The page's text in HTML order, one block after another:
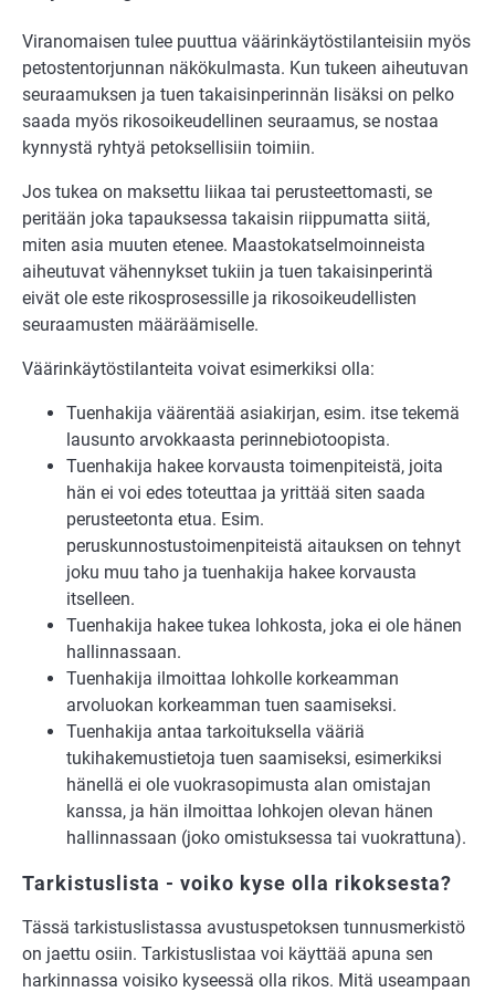
Viranomaisen tulee puuttua väärinkäytöstilanteisiin myös
petostentorjunnan näkökulmasta. Kun tukeen aiheutuvan
seuraamuksen ja tuen takaisinperinnän lisäksi on pelko
saada myös rikosoikeudellinen seuraamus, se nostaa
kynnystä ryhtyä petoksellisiin toimiin.
Jos tukea on maksettu liikaa tai perusteettomasti, se
peritään joka tapauksessa takaisin riippumatta siitä,
miten asia muuten etenee. Maastokatselmoinneista
aiheutuvat vähennykset tukiin ja tuen takaisinperintä
eivät ole este rikosprosessille ja rikosoikeudellisten
seuraamusten määräämiselle.
Väärinkäytöstilanteita voivat esimerkiksi olla:
Tuenhakija väärentää asiakirjan, esim. itse tekemä
lausunto arvokkaasta perinnebiotoopista.
Tuenhakija hakee korvausta toimenpiteistä, joita
hän ei voi edes toteuttaa ja yrittää siten saada
perusteetonta etua. Esim.
peruskunnostustoimenpiteistä aitauksen on tehnyt
joku muu taho ja tuenhakija hakee korvausta
itselleen.
Tuenhakija hakee tukea lohkosta, joka ei ole hänen
hallinnassaan.
Tuenhakija ilmoittaa lohkolle korkeamman
arvoluokan korkeamman tuen saamiseksi.
Tuenhakija antaa tarkoituksella vääriä
tukihakemustietoja tuen saamiseksi, esimerkiksi
hänellä ei ole vuokrasopimusta alan omistajan
kanssa, ja hän ilmoittaa lohkojen olevan hänen
hallinnassaan (joko omistuksessa tai vuokrattuna).
Tarkistuslista - voiko kyse olla rikoksesta?
Tässä tarkistuslistassa avustuspetoksen tunnusmerkistö
on jaettu osiin. Tarkistuslistaa voi käyttää apuna sen
harkinnassa voisiko kyseessä olla rikos. Mitä useampaan